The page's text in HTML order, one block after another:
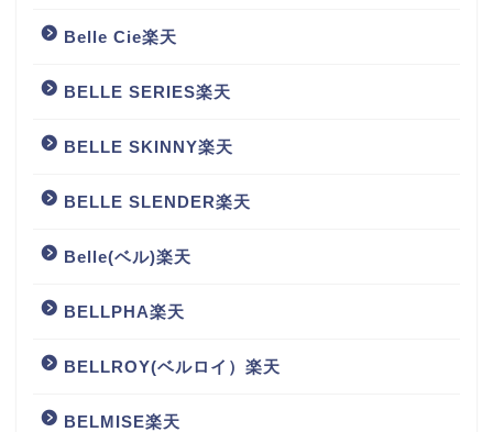
Belle Cie楽天
BELLE SERIES楽天
BELLE SKINNY楽天
BELLE SLENDER楽天
Belle(ベル)楽天
BELLPHA楽天
BELLROY(ベルロイ）楽天
BELMISE楽天